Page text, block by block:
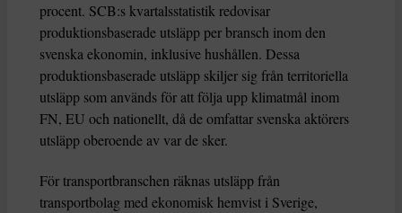
procent. SCB:s kvartalsstatistik redovisar
produktionsbaserade utsläpp per bransch inom den
svenska ekonomin, inklusive hushållen. Dessa
produktionsbaserade utsläpp skiljer sig från territoriella
utsläpp som används för att följa upp klimatmål inom
FN, EU och nationellt, då de omfattar svenska aktörers
utsläpp oberoende av var de sker.
För transportbranschen räknas utsläpp från
transportbolag med ekonomisk hemvist i Sverige,